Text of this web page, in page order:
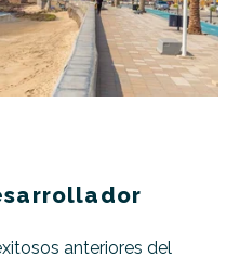
anteriores del